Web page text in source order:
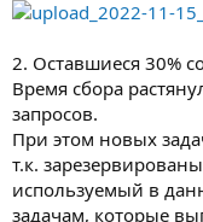
2. Оставшиеся 30%
Время сбора
запросов.
При этом новых
т.к.
используемый в
задачам, которые